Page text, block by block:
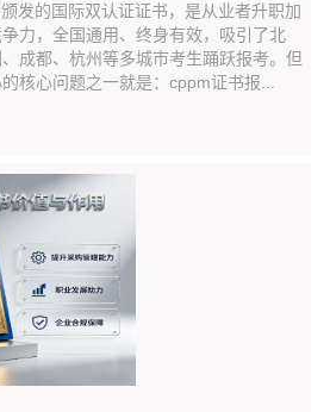
发的国际双认证证书，是从业者升职加
力，全国通用、终身有效，吸引了北
成都、杭州等多城市考生踊跃报考。但
核心问题之一就是：cppm证书报...